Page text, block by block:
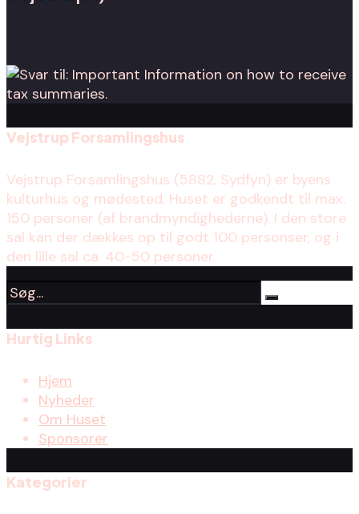
Vejstrup Forsamlingshus
Vejstrup Forsamlingshus (5882, Sydfyn) er byens
kulturhus og mødested. Huset er godkendt til max.
150 personer (af brandmyndighederne). I den store
sal kan der dækkes op til godt 100 personser, og i
den lille sal ca. 40-50 personer.
Hurtig Links
Hjem
Nyheder
Om Huset
Sponsorer
Kategorier